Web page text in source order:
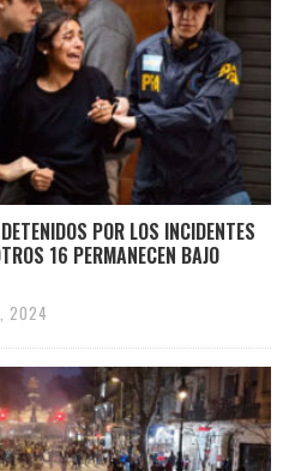
POR LOS INCIDENTES
16 PERMANECEN BAJO
2024